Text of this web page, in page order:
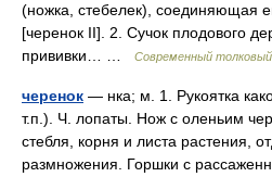
(ножка, стебелек), соединяющая
[черенок II]. 2. Сучок плодового
прививки… …
Современный толковый
черенок — нка; м. 1. Рукоятка
т.п.). Ч. лопаты. Нож с оленьим
стебля, корня и листа растения,
размножения. Горшки с